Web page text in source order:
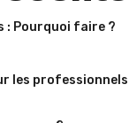
: Pourquoi faire ?
les professionnels